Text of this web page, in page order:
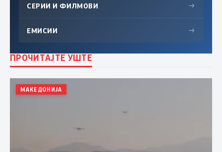
СЕРИИ И ФИЛМОВИ →
ЕМИСИИ →
ПРОЧИТАЈТЕ УШТЕ
МАКЕДОНИЈА